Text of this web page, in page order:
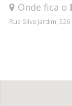
Onde fica o
Rua Silva Jardim,